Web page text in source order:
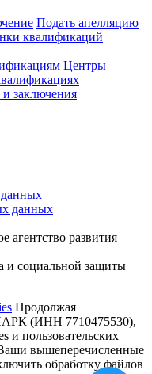
Подать апелляцию
квалификаций
Центры
и заключения
данных
развития
и социальной защиты
Продолжая
(ИНН 7710475530),
и пользовательских
вышеперечисленные
обработку файлов